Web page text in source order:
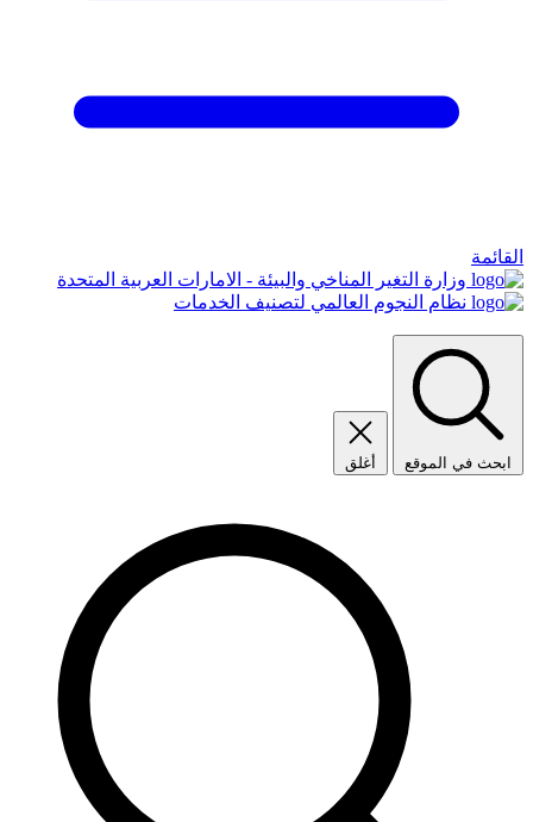
القائمة
وزارة التغير المناخي والبيئة - الامارات العربية المتحدة
نظام النجوم العالمي لتصنيف الخدمات
ابحث في الموقع أغلق